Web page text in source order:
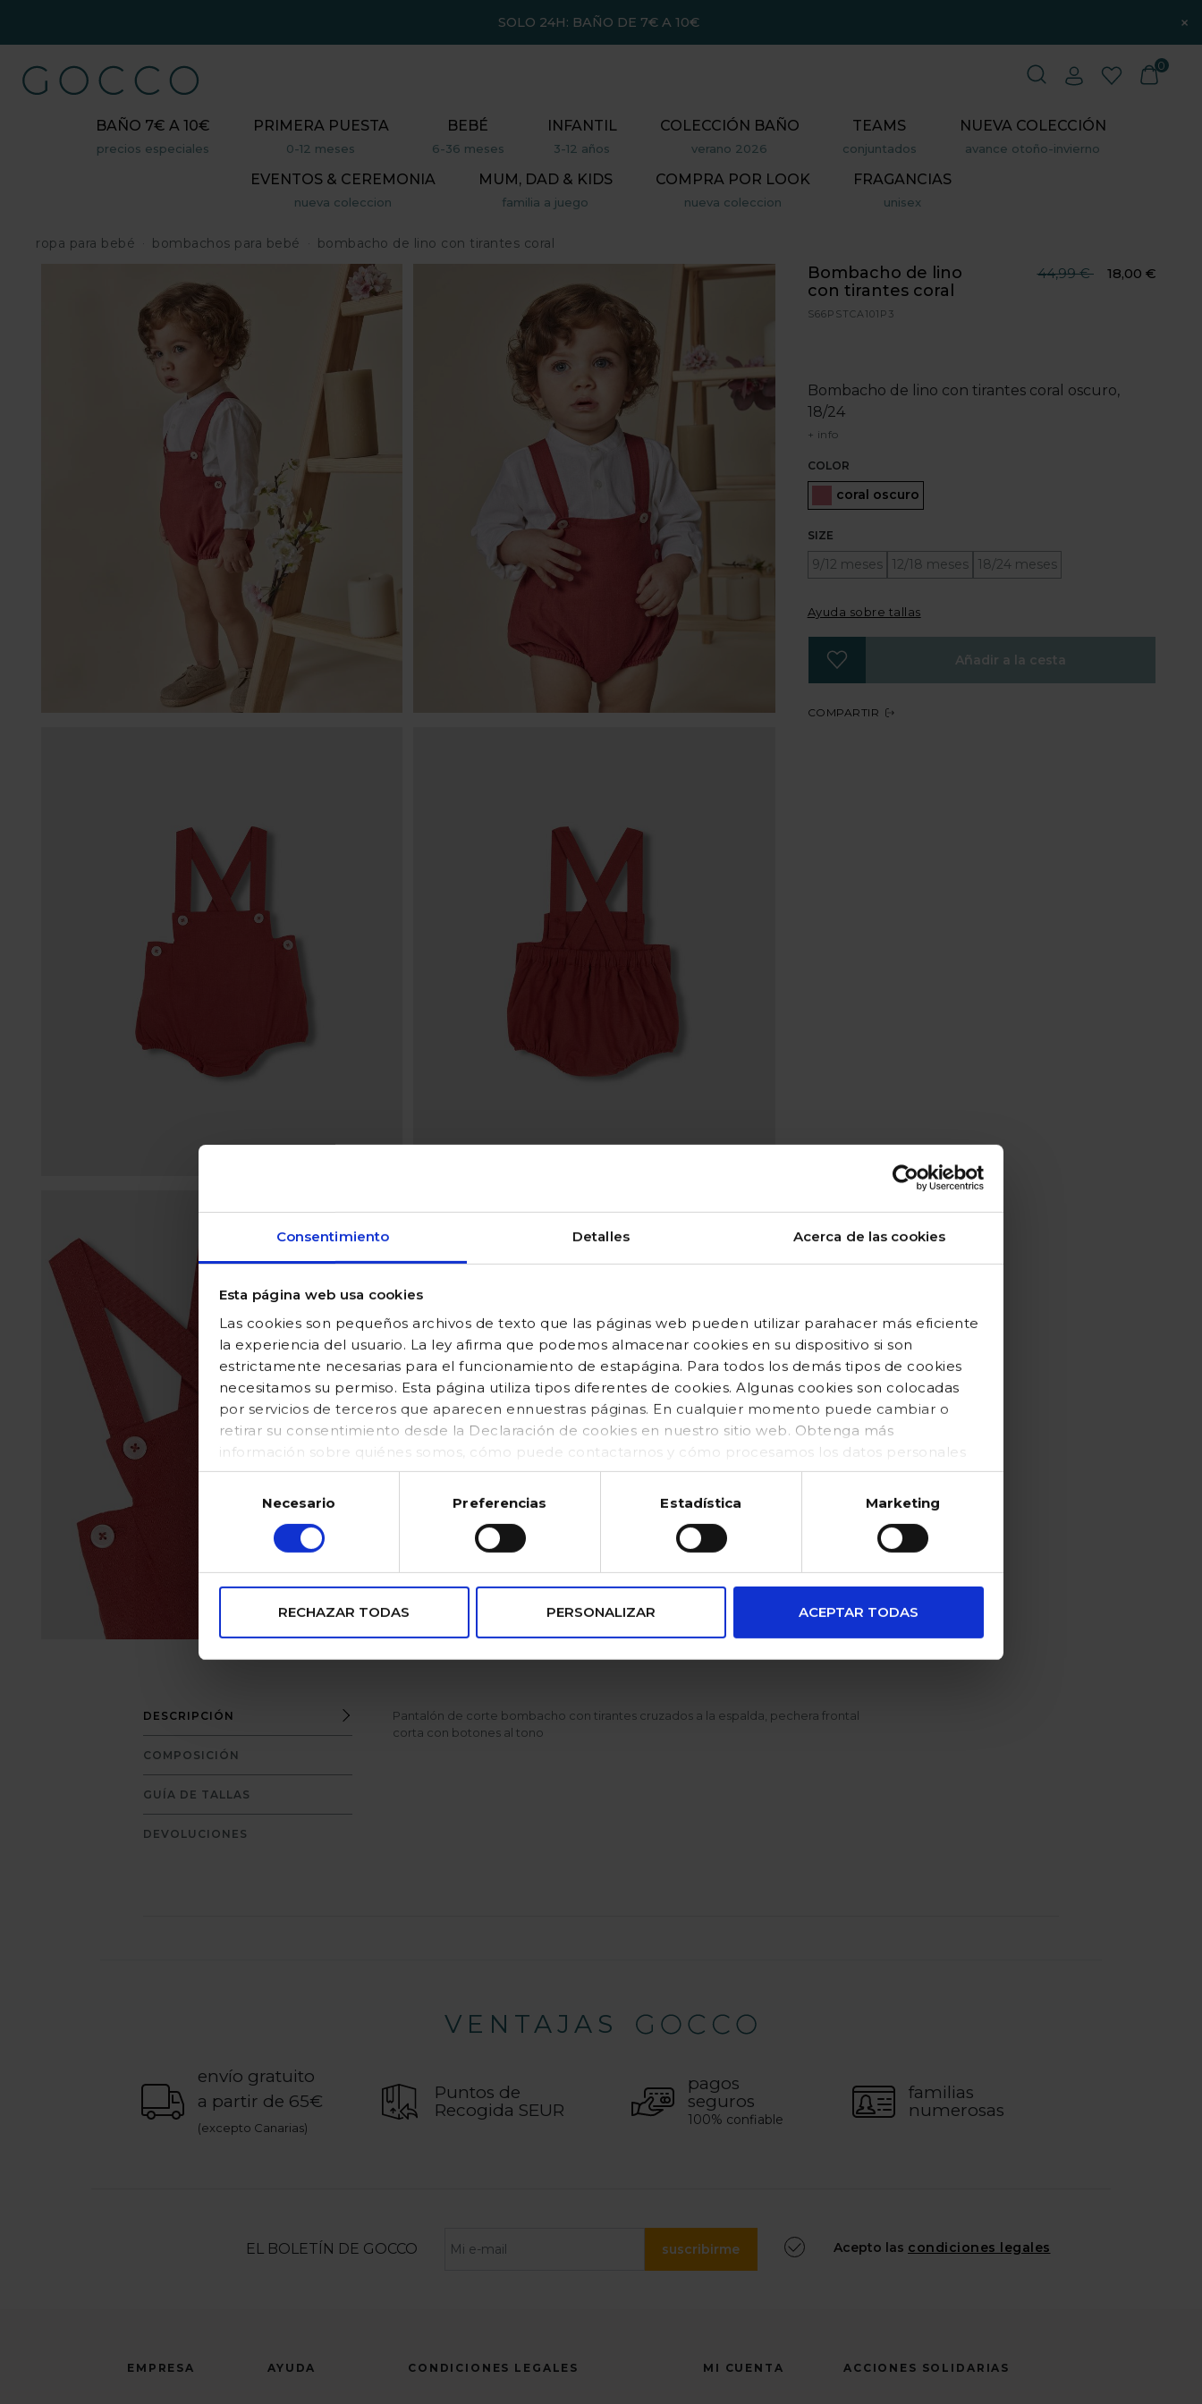
Consentimiento Detalles Acerca de las cookies
Esta página web usa cookies
Las cookies son pequeños archivos de texto que las páginas web pueden utilizar parahacer más eficiente
la experiencia del usuario. La ley afirma que podemos almacenar cookies en su dispositivo si son
estrictamente necesarias para el funcionamiento de estapágina. Para todos los demás tipos de cookies
necesitamos su permiso. Esta página utiliza tipos diferentes de cookies. Algunas cookies son colocadas
por servicios de terceros que aparecen ennuestras páginas. En cualquier momento puede cambiar o
retirar su consentimiento desde la Declaración de cookies en nuestro sitio web. Obtenga más
información sobre quiénes somos, cómo puede contactarnos y cómo procesamos los datos personales
en nuestraPolítica de cookies (https://www.gocco.es/cookies-policy.html)
consentimiento
Necesario Preferencias Estadística Marketing
RECHAZAR TODAS PERSONALIZAR ACEPTAR TODAS
SOLO 24H: BAÑO DE 7€ A 10€ ×
BAÑO 7€ A 10€
precios especiales
PRIMERA PUESTA
0-12 meses
BEBÉ
6-36 meses
INFANTIL
3-12 años
COLECCIÓN BAÑO
verano 2026
TEAMS
conjuntados
NUEVA COLECCIÓN
avance otoño-invierno
EVENTOS & CEREMONIA
nueva coleccion
MUM, DAD & KIDS
familia a juego
COMPRA POR LOOK
nueva coleccion
FRAGANCIAS
unisex
0
ropa para bebé bombachos para bebé bombacho de lino con tirantes coral
Bombacho de lino
con tirantes coral
Precio reducido desde
44,99 €hasta
18,00 €
S66PSTCA101P3
Bombacho de lino con tirantes coral oscuro,
18/24
+ info
COLOR
coral oscuro
Seleccionado
SIZE
9/12 meses 12/18 meses 18/24 meses
Ayuda sobre tallas
Añadir a la cesta
COMPARTIR
DESCRIPCIÓN
COMPOSICIÓN
GUÍA DE TALLAS
DEVOLUCIONES
Pantalón de corte bombacho con tirantes cruzados a la espalda, pechera frontal
corta con botones al tono
VENTAJAS
envío gratuito
a partir de 65€
(excepto Canarias)
Puntos de
Recogida SEUR
pagos
seguros
100% confiable
familias
numerosas
EL BOLETÍN DE GOCCO suscribirme Acepto las condiciones legales
EMPRESA AYUDA CONDICIONES LEGALES MI CUENTA ACCIONES SOLIDARIAS